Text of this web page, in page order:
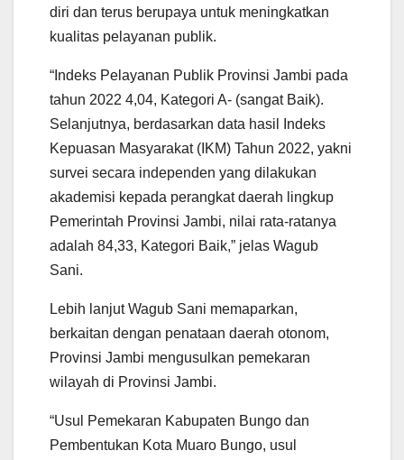
diri dan terus berupaya untuk meningkatkan
kualitas pelayanan publik.
“Indeks Pelayanan Publik Provinsi Jambi pada
tahun 2022 4,04, Kategori A- (sangat Baik).
Selanjutnya, berdasarkan data hasil Indeks
Kepuasan Masyarakat (IKM) Tahun 2022, yakni
survei secara independen yang dilakukan
akademisi kepada perangkat daerah lingkup
Pemerintah Provinsi Jambi, nilai rata-ratanya
adalah 84,33, Kategori Baik,” jelas Wagub
Sani.
Lebih lanjut Wagub Sani memaparkan,
berkaitan dengan penataan daerah otonom,
Provinsi Jambi mengusulkan pemekaran
wilayah di Provinsi Jambi.
“Usul Pemekaran Kabupaten Bungo dan
Pembentukan Kota Muaro Bungo, usul